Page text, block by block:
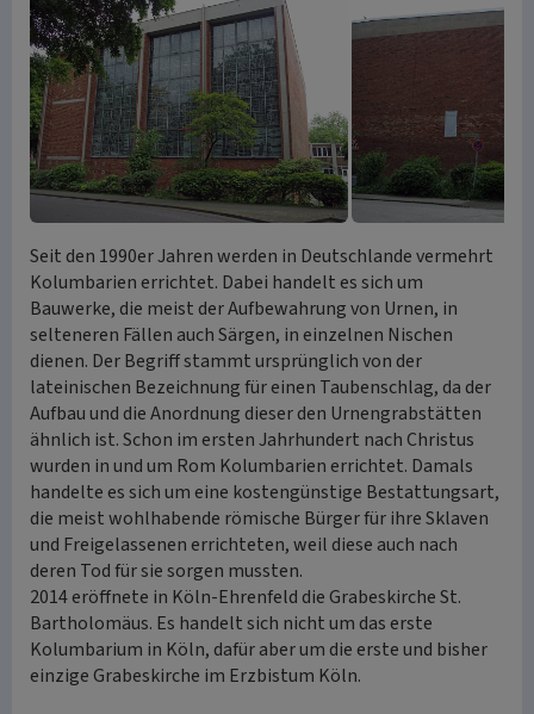
Seit den 1990er Jahren werden in Deutschlande vermehrt
Kolumbarien errichtet. Dabei handelt es sich um
Bauwerke, die meist der Aufbewahrung von Urnen, in
selteneren Fällen auch Särgen, in einzelnen Nischen
dienen. Der Begriff stammt ursprünglich von der
lateinischen Bezeichnung für einen Taubenschlag, da der
Aufbau und die Anordnung dieser den Urnengrabstätten
ähnlich ist. Schon im ersten Jahrhundert nach Christus
wurden in und um Rom Kolumbarien errichtet. Damals
handelte es sich um eine kostengünstige Bestattungsart,
die meist wohlhabende römische Bürger für ihre Sklaven
und Freigelassenen errichteten, weil diese auch nach
deren Tod für sie sorgen mussten.
2014 eröffnete in Köln-Ehrenfeld die Grabeskirche St.
Bartholomäus. Es handelt sich nicht um das erste
Kolumbarium in Köln, dafür aber um die erste und bisher
einzige Grabeskirche im Erzbistum Köln.